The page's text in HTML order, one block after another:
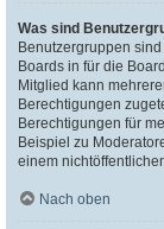
Was sind
Benutzergruppen
Boards in für die
Mitglied kann
Berechtigungen
Berechtigungen für
Beispiel zu
einem
Nach oben